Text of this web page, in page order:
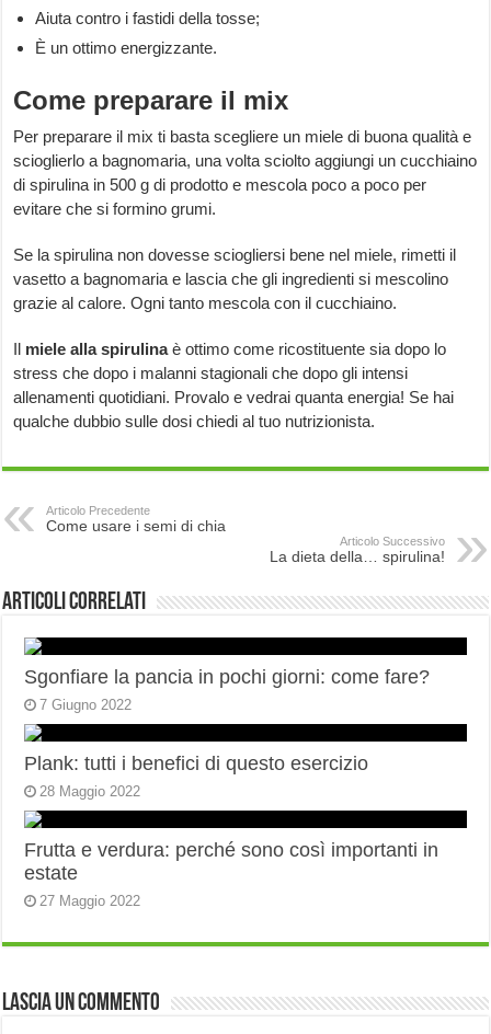
Aiuta contro i fastidi della tosse;
È un ottimo energizzante.
Come preparare il mix
Per preparare il mix ti basta scegliere un miele di buona qualità e
scioglierlo a bagnomaria, una volta sciolto aggiungi un cucchiaino
di spirulina in 500 g di prodotto e mescola poco a poco per
evitare che si formino grumi.
Se la spirulina non dovesse sciogliersi bene nel miele, rimetti il
vasetto a bagnomaria e lascia che gli ingredienti si mescolino
grazie al calore. Ogni tanto mescola con il cucchiaino.
Il miele alla spirulinaè ottimo come ricostituente sia dopo lo
stress che dopo i malanni stagionali che dopo gli intensi
allenamenti quotidiani. Provalo e vedrai quanta energia! Se hai
qualche dubbio sulle dosi chiedi al tuo nutrizionista.
Articolo Precedente
Come usare i semi di chia
Articolo Successivo
La dieta della… spirulina!
Articoli correlati
Sgonfiare la pancia in pochi giorni: come fare?
7 Giugno 2022
Plank: tutti i benefici di questo esercizio
28 Maggio 2022
Frutta e verdura: perché sono così importanti in
estate
27 Maggio 2022
Lascia un commento